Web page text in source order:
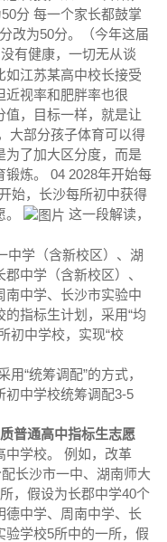
分 每一个家长都鼓掌
改为50分。（今年这届
有健康，一切无从谈
如江苏某高中校长接受
近视率和肥胖率也很
值，目标一样，就是让
大部分孩子体育可以得
为了加大区分度，而是
炼。 04 2028年开始每
始，长沙每所初中获得
。
这一段解读，
中学（含新校区）、湖
中学（含新校区）、
南中学、长沙市实验中
指标生计划，采用“均
初中学校，实现“校
“统筹调配”的方式，
初中学校统筹调配3-5
普通高中指标生志愿
中学校。 例如，改革
长沙市一中、湖南师大
，假设为长郡中学40个
德中学、周南中学、长
验学校5所中的一所，假